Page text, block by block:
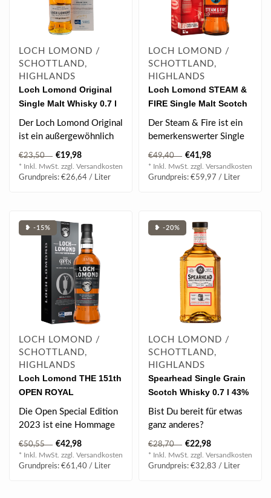
LOCH LOMOND /
SCHOTTLAND,
HIGHLANDS
Loch Lomond Original
Single Malt Whisky 0.7 l
40% vol
Der Loch Lomond Original
ist ein außergewöhnlich
weicher, vollmundiger und
lei..
€23,50 €19,98
* Inkl. MwSt. zzgl. Versandkosten
Grundpreis: €26,64 / Liter
LOCH LOMOND /
SCHOTTLAND,
HIGHLANDS
Loch Lomond STEAM &
FIRE Single Malt Scotch
Whisky 0.7 l 46% vol
Der Steam & Fire ist ein
bemerkenswerter Single
Malt Whisky, der in stark
verkoh..
€49,40 €41,98
* Inkl. MwSt. zzgl. Versandkosten
Grundpreis: €59,97 / Liter
❥ -15%
LOCH LOMOND /
SCHOTTLAND,
HIGHLANDS
Loch Lomond THE 151th
OPEN ROYAL
LIVERPOOL Special
Edition 2023 Single Malt
Die Open Special Edition
2023 ist eine Hommage
an unsere Partnerschaft
mit The O..
€50,55 €42,98
* Inkl. MwSt. zzgl. Versandkosten
Grundpreis: €61,40 / Liter
❥ -20%
LOCH LOMOND /
SCHOTTLAND,
HIGHLANDS
Spearhead Single Grain
Scotch Whisky 0.7 l 43%
vol
Bist Du bereit für etwas
ganz anderes?
Spearhead ist ein Single
Grain Whisky ..
€28,70 €22,98
* Inkl. MwSt. zzgl. Versandkosten
Grundpreis: €32,83 / Liter